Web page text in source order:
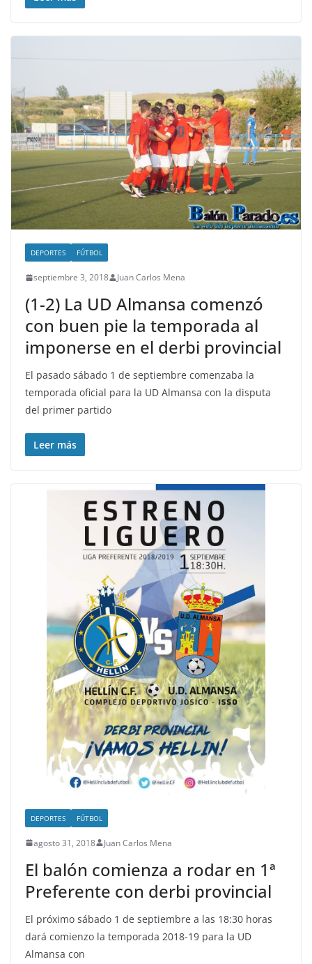
DEPORTES FÚTBOL
septiembre 3, 2018 Juan Carlos Mena
(1-2) La UD Almansa comenzó
con buen pie la temporada al
imponerse en el derbi provincial
El pasado sábado 1 de septiembre comenzaba la
temporada oficial para la UD Almansa con la disputa
del primer partido
Leer más
DEPORTES FÚTBOL
agosto 31, 2018 Juan Carlos Mena
El balón comienza a rodar en 1ª
Preferente con derbi provincial
El próximo sábado 1 de septiembre a las 18:30 horas
dará comienzo la temporada 2018-19 para la UD
Almansa con